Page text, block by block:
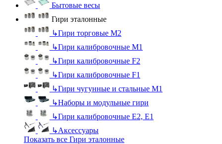
Бытовые весы
Гири эталонные
↳Гири торговые М2
↳Гири калибровочные М1
↳Гири калибровочные F2
↳Гири калибровочные F1
↳Гири чугунные и стальные М1
↳Наборы и модульные гири
↳Гири калибровочные E2, Е1
↳Аксессуары
Показать все Гири эталонные